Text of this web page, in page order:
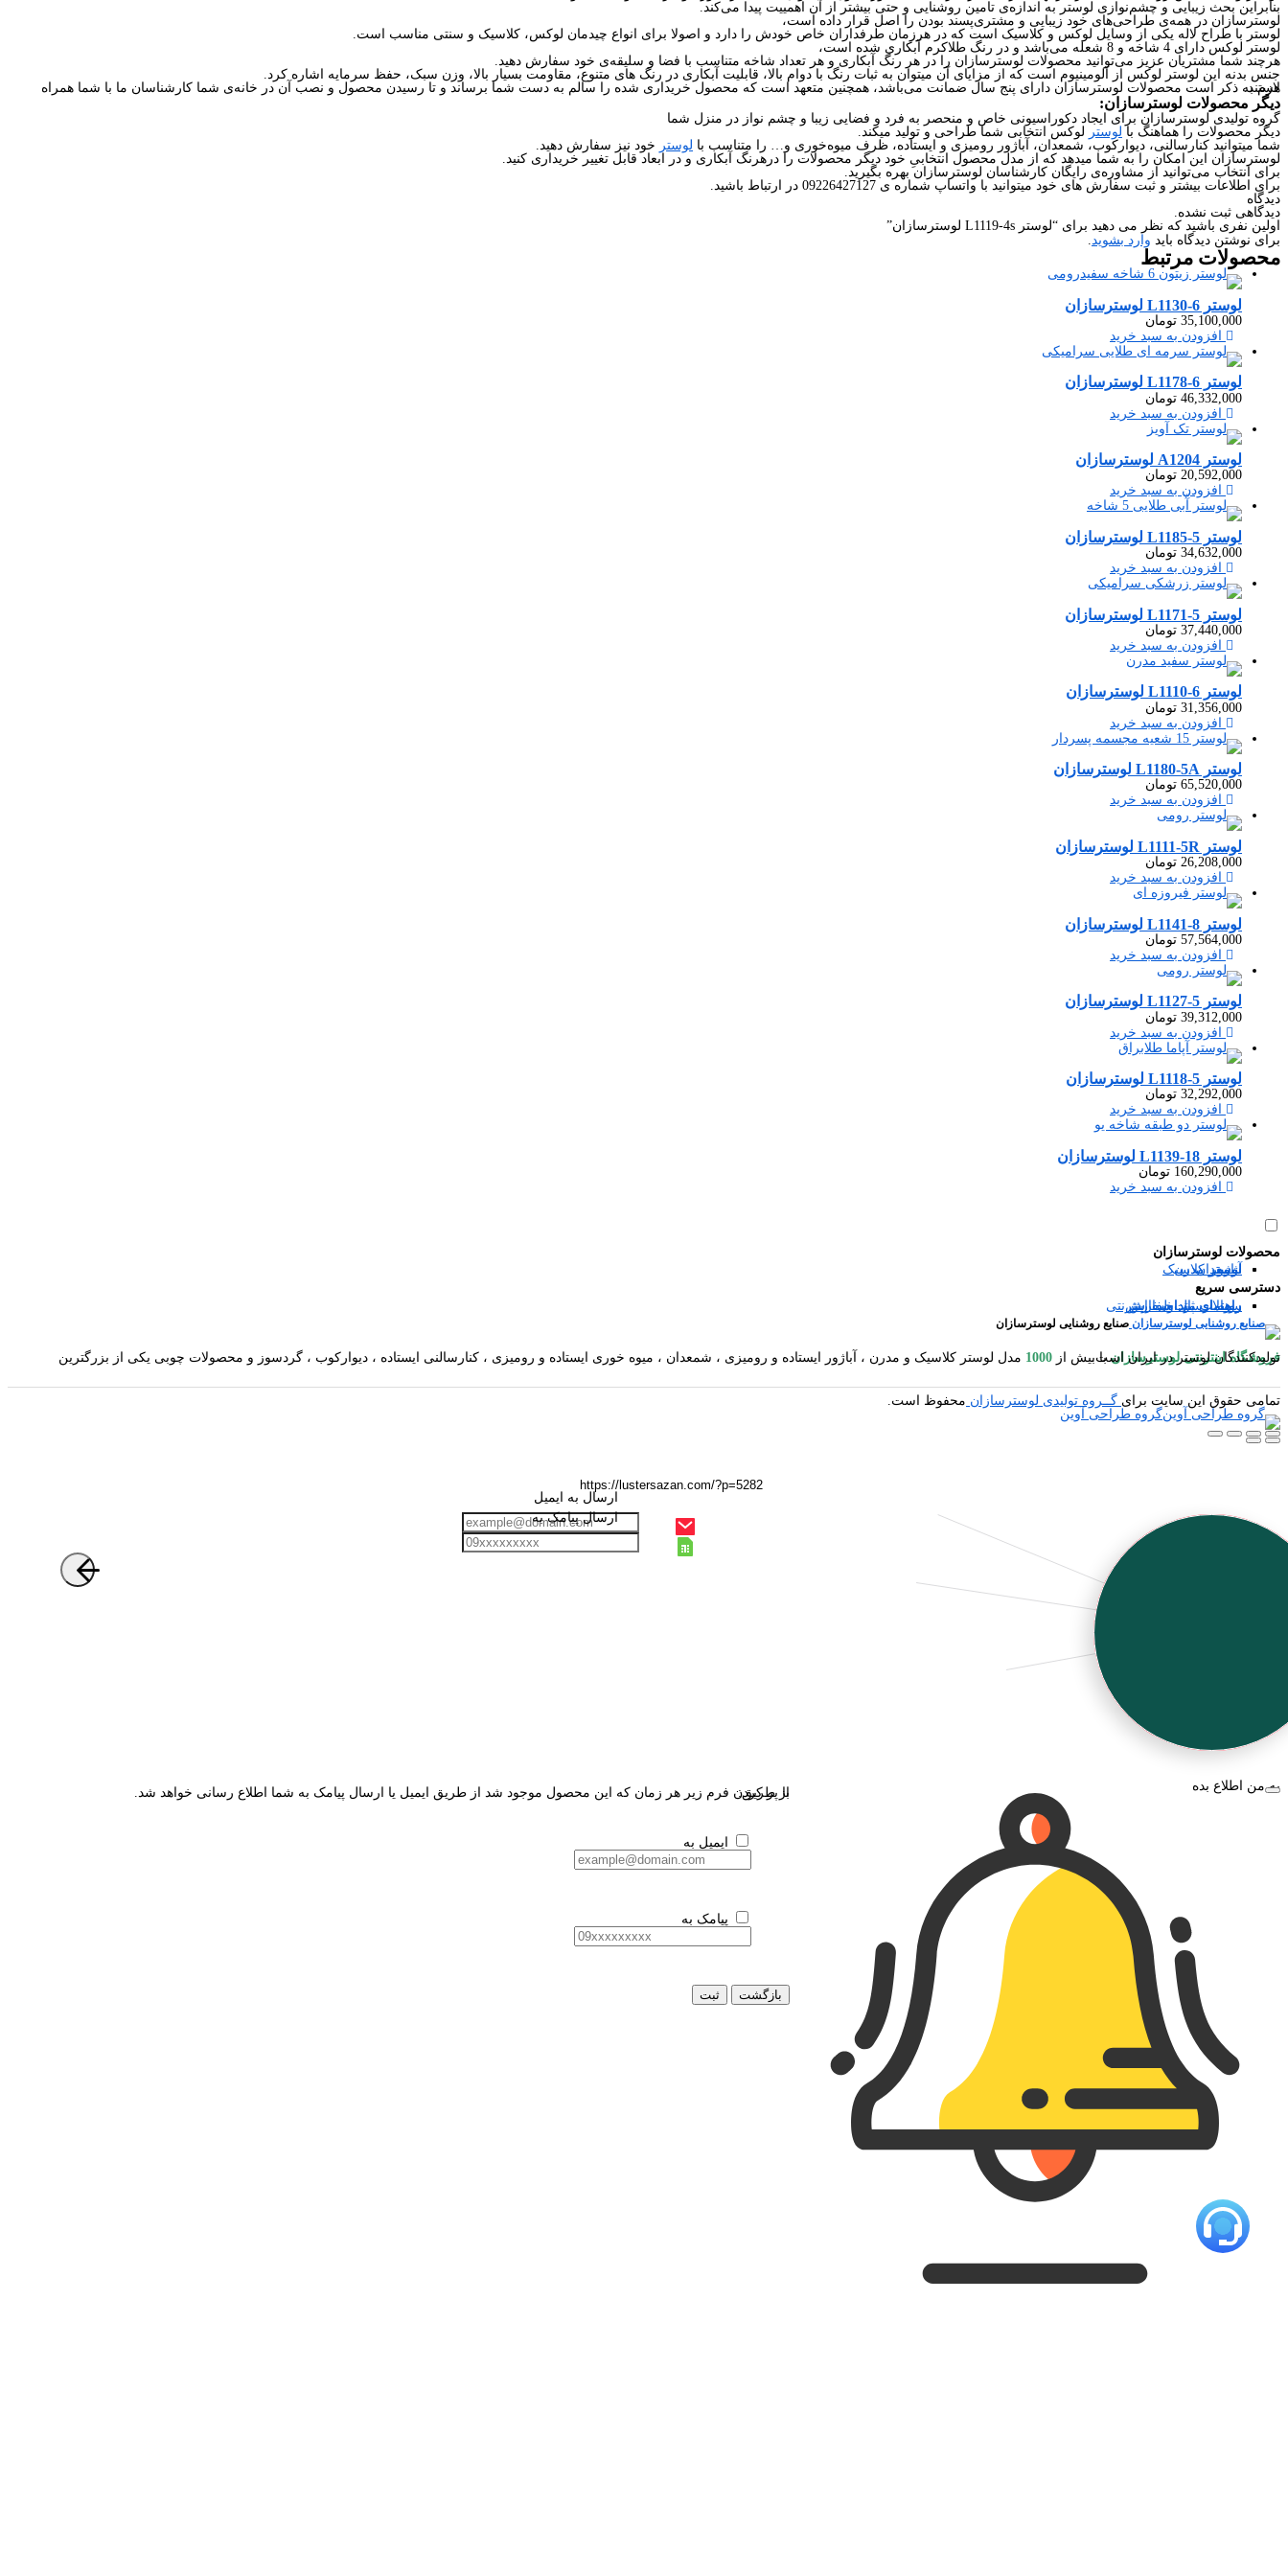
بنابراین بحث زیبایی و چشم‌نوازی لوستر به اندازه‌ی تامین روشنایی و حتی بیشتر از آن اهمییت پیدا می‌کند.
لوسترسازان در همه‌ی طراحی‌های خود زیبایی و مشتری‌پسند بودن را اصل قرار داده است،
لوستر با طراح لاله یکی از وسایل لوکس و کلاسیک است که در هرزمان طرفداران خاص خودش را دارد و اصولا برای انواع چیدمان لوکس، کلاسیک و سنتی مناسب است.
لوستر لوکس دارای 4 شاخه و 8 شعله می‌باشد و در رنگ طلاکرم آبکاری شده است،
هرچند شما مشتریان عزیز می‌توانید محصولات لوسترسازان را در هر رنگ آبکاری و هر تعداد شاخه متناسب با فضا و سلیقه‌ی خود سفارش دهید.
جنس بدنه این لوستر لوکس از آلومینیوم است که از مزایای آن میتوان به ثبات رنگ با دوام بالا، قابلیت آبکاری در رنگ های متنوع، مقاومت بسیار بالا، وزن سبک، حفظ سرمایه اشاره کرد.
لازم به ذکر است محصولات لوسترسازان دارای پنج سال ضمانت می‌باشد، همچنین متعهد است که محصول خریداری شده را سالم به دست شما برساند و تا رسیدن محصول و نصب آن در خانه‌ی شما کارشناسان ما با شما همراه هستند.
دیگر محصولات لوسترسازان:
گروه تولیدی لوسترسازان برای ایجاد دکوراسیونی خاص و منحصر به فرد و فضایی زیبا و چشم نواز در منزل شما
دیگر محصولات را هماهنگ با لوستر لوکس انتخابی شما طراحی و تولید میکند.
شما میتوانید کنارسالنی، دیوارکوب، شمعدان، آباژور رومیزی و ایستاده، ظرف میوه‌خوری و… را متناسب با لوستر خود نیز سفارش دهید.
لوسترسازان این امکان را به شما میدهد که از مدل محصول انتخابیِ خود دیگر محصولات را درهرنگ آبکاری و در ابعاد قابل تغییر خریداری کنید.
برای انتخاب می‌توانید از مشاوره‌ی رایگان کارشناسان لوسترسازان بهره بگیرید.
برای اطلاعات بیشتر و ثبت سفارش های خود میتوانید با واتساپ شماره ی 09226427127 در ارتباط باشید.
دیدگاه
دیدگاهی ثبت نشده.
اولین نفری باشید که نظر می دهید برای “لوستر L1119-4s لوسترسازان”
برای نوشتن دیدگاه باید وارد بشوید.
محصولات مرتبط
لوستر L1130-6 لوسترسازان
35,100,000 تومان
افزودن به سبد خرید
لوستر L1178-6 لوسترسازان
46,332,000 تومان
افزودن به سبد خرید
لوستر A1204 لوسترسازان
20,592,000 تومان
افزودن به سبد خرید
لوستر L1185-5 لوسترسازان
34,632,000 تومان
افزودن به سبد خرید
لوستر L1171-5 لوسترسازان
37,440,000 تومان
افزودن به سبد خرید
لوستر L1110-6 لوسترسازان
31,356,000 تومان
افزودن به سبد خرید
لوستر L1180-5A لوسترسازان
65,520,000 تومان
افزودن به سبد خرید
لوستر L1111-5R لوسترسازان
26,208,000 تومان
افزودن به سبد خرید
لوستر L1141-8 لوسترسازان
57,564,000 تومان
افزودن به سبد خرید
لوستر L1127-5 لوسترسازان
39,312,000 تومان
افزودن به سبد خرید
لوستر L1118-5 لوسترسازان
32,292,000 تومان
افزودن به سبد خرید
لوستر L1139-18 لوسترسازان
160,290,000 تومان
افزودن به سبد خرید
محصولات لوسترسازان
لوستر کلاسیک
لوستر مدرن
آباژور
شمعدان
دسترسی سریع
راهنمای ثبت سفارش
رویه ارسال سفارش
راهنمای پرداخت اینترنتی
سوالات متداول
صنایع روشنایی لوسترسازان
فروشگاه اینترنتی لوسترسازانبا بیش از 1000 مدل لوستر کلاسیک و مدرن ، آباژور ایستاده و رومیزی ، شمعدان ، میوه خوری ایستاده و رومیزی ، کنارسالنی ایستاده ، دیوارکوب ، گردسوز و محصولات چوبی یکی از بزرگترین تولیدکنندگان لوستر در ایران است.
تمامی حقوق این سایت برای گــروه تولیدی لوسترسازان محفوظ است.
گروه طراحی آوین
ارسال به ایمیل
ارسال پیامک به
به من اطلاع بده با پر کردن فرم زیر هر زمان که این محصول موجود شد از طریق ایمیل یا ارسال پیامک به شما اطلاع رسانی خواهد شد.
از طریق:
ایمیل به
پیامک به
بازگشت ثبت